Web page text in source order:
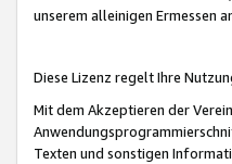
unserem alleinigen Ermessen
Diese Lizenz regelt Ihre
Mit dem Akzeptieren der
Texten und sonstigen